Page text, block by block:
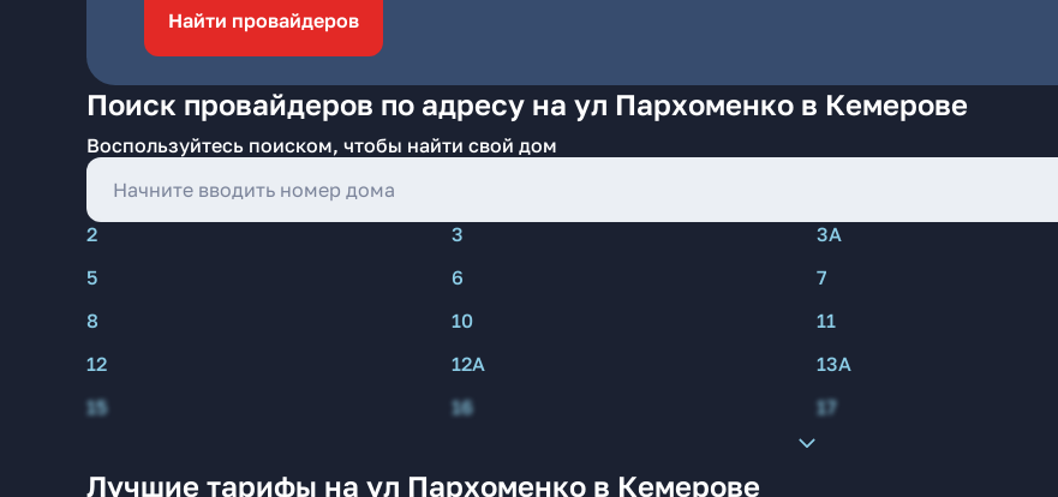
Найти провайдеров
Поиск провайдеров по адресу на ул Пархоменко в Кемерове
Воспользуйтесь поиском, чтобы найти свой дом
2 3 3А
5
6 7
8
10 11
12
12А 13А
15
16 17
Лучшие тарифы на ул Пархоменко в Кемерове